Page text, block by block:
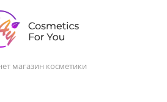
магазин косметики